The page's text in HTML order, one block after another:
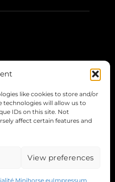
like cookies to store and/or
technologies will allow us to
IDs on this site. Not
affect certain features and
View preferences
Minihorse.euImpressum
Expédition